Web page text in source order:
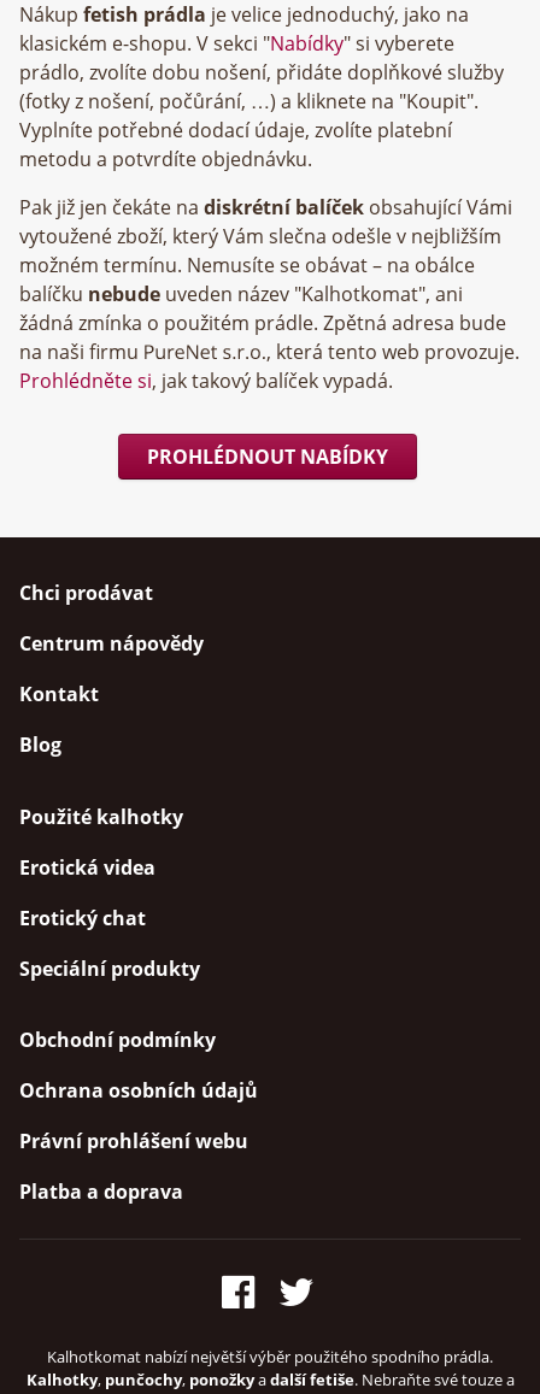
Nákup fetish prádla je velice jednoduchý, jako na
klasickém e-shopu. V sekci "Nabídky" si vyberete
prádlo, zvolíte dobu nošení, přidáte doplňkové služby
(fotky z nošení, počůrání, …) a kliknete na "Koupit".
Vyplníte potřebné dodací údaje, zvolíte platební
metodu a potvrdíte objednávku.
Pak již jen čekáte na diskrétní balíček obsahující Vámi
vytoužené zboží, který Vám slečna odešle v nejbližším
možném termínu. Nemusíte se obávat – na obálce
balíčku nebude uveden název "Kalhotkomat", ani
žádná zmínka o použitém prádle. Zpětná adresa bude
na naši firmu
, která tento web provozuje.
Prohlédněte si, jak takový balíček vypadá.
PROHLÉDNOUT NABÍDKY
Chci prodávat
Centrum nápovědy
Kontakt
Blog
Použité kalhotky
Erotická videa
Erotický chat
Speciální produkty
Obchodní podmínky
Ochrana osobních údajů
Právní prohlášení webu
Platba a doprava
Kalhotkomat nabízí největší výběr použitého spodního prádla.
Kalhotky, punčochy, ponožkyadalší fetiše. Nebraňte své touze a